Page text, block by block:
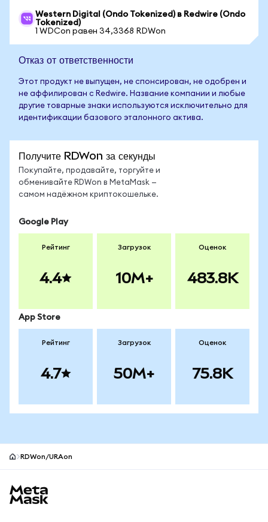
Western Digital (Ondo Tokenized) в Redwire (Ondo
Tokenized)
1 WDCon равен 34,3368 RDWon
Отказ от ответственности
Этот продукт не выпущен, не спонсирован, не одобрен и
не аффилирован с Redwire. Название компании и любые
другие товарные знаки используются исключительно для
идентификации базового эталонного актива.
Получите RDWon за секунды
Покупайте, продавайте, торгуйте и
обменивайте RDWon в MetaMask —
самом надёжном криптокошельке.
Google Play
Рейтинг
4.4
Загрузок
10M+
Оценок
483.8K
App Store
Рейтинг
4.7
Загрузок
50M+
Оценок
75.8K
RDWon/URAon